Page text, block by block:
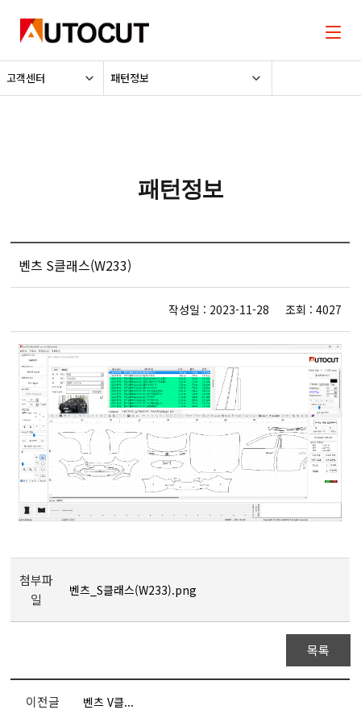
고객센터 패턴정보
패턴정보
벤츠 S클래스(W233)
작성일 : 2023-11-28 조회 : 4027
첨부파
일
벤츠_S클래스(W233).png
목록
이전글 벤츠 V클...